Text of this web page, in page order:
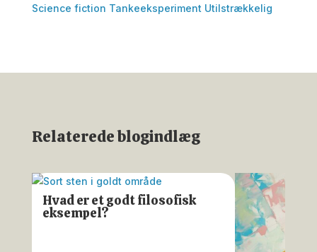
Science fiction Tankeeksperiment Utilstrækkelig
Relaterede blogindlæg
Hvad er et godt filosofisk
eksempel?